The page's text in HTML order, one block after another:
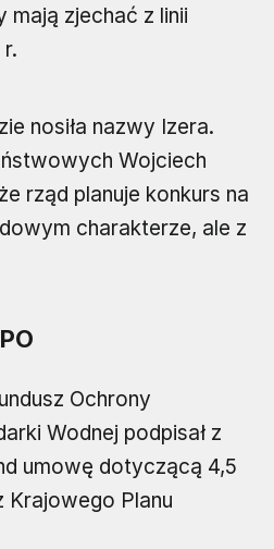
mają zjechać z linii
nosiła nazwy Izera.
Wojciech
rząd planuje konkurs na
charakterze, ale z
Ochrony
Wodnej podpisał z
umowę dotyczącą 4,5
Krajowego Planu